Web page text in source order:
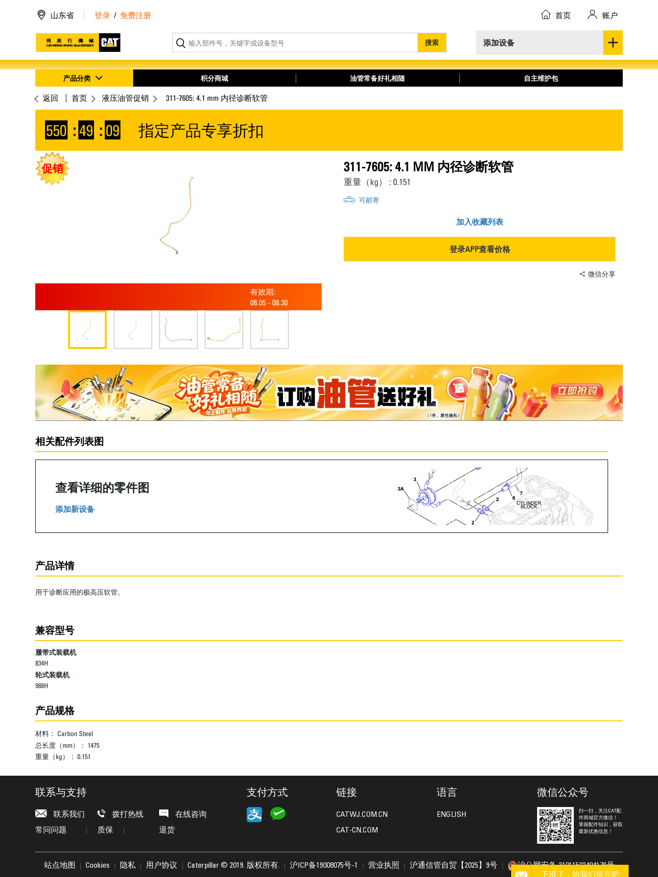
添加设备
搜索
山东省 登录 / 免费注册 首页 账户
产品分类 积分商城 油管常备好礼相随 自主维护包
返回 首页 液压油管促销 311-7605: 4.1 mm 内径诊断软管
550 :49 : 09 指定产品专享折扣
促销
有效期:
08.05 - 08.30
311-7605: 4.1 MM 内径诊断软管
重量（kg） : 0.151
可邮寄
加入收藏列表
登录APP查看价格
微信分享
相关配件列表图
查看详细的零件图
添加新设备
产品详情
用于诊断应用的极高压软管。
兼容型号
履带式装载机
834H
轮式装载机
988H
产品规格
材料： Carbon Steel
总长度（mm）： 1475
重量（kg）： 0.151
联系与支持
联系我们 拨打热线
在线咨询
常问问题
质保 退货
支付方式 链接
CATWJ.COM.CN
CAT-CN.COM
语言
ENGLISH
微信公众号
扫一扫，关注CAT配
件商城官方微信！
掌握配件知识，获取
最新优惠信息！
站点地图 Cookies 隐私 用户协议 Caterpillar © 2019. 版权所有. 沪ICP备19008075号-1 营业执照 沪通信管自贸【2025】9号 沪公网安备 31011502404176号